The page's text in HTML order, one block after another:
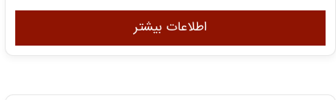
اطلاعات بیشتر